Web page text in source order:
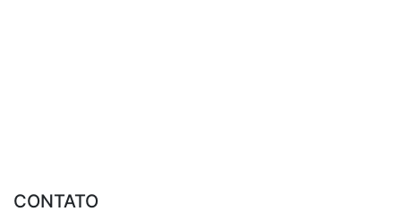
CONTATO